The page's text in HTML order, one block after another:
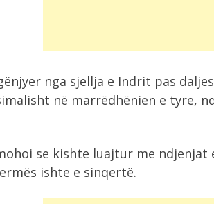
nga sjellja e Indrit pas
në marrëdhënien e tyre,
se kishte luajtur me ndjenjat
ishte e sinqertë.
Beogradin javën e
takim...
mbetet aktiv,
e...